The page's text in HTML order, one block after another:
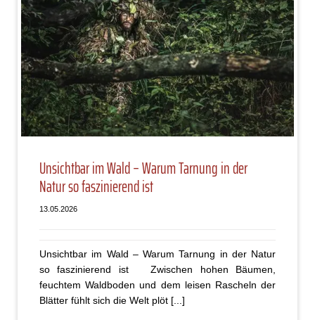
Unsichtbar im Wald – Warum Tarnung in der
Natur so faszinierend ist
13.05.2026
Unsichtbar im Wald – Warum Tarnung in der Natur
so faszinierend ist Zwischen hohen Bäumen,
feuchtem Waldboden und dem leisen Rascheln der
Blätter fühlt sich die Welt plöt [...]